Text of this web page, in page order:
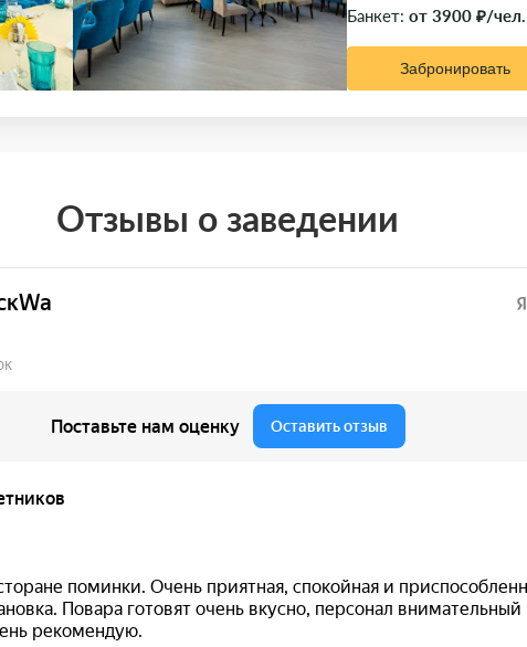
Банкет: от 3900 ₽/чел.
Забронировать
Отзывы о заведении